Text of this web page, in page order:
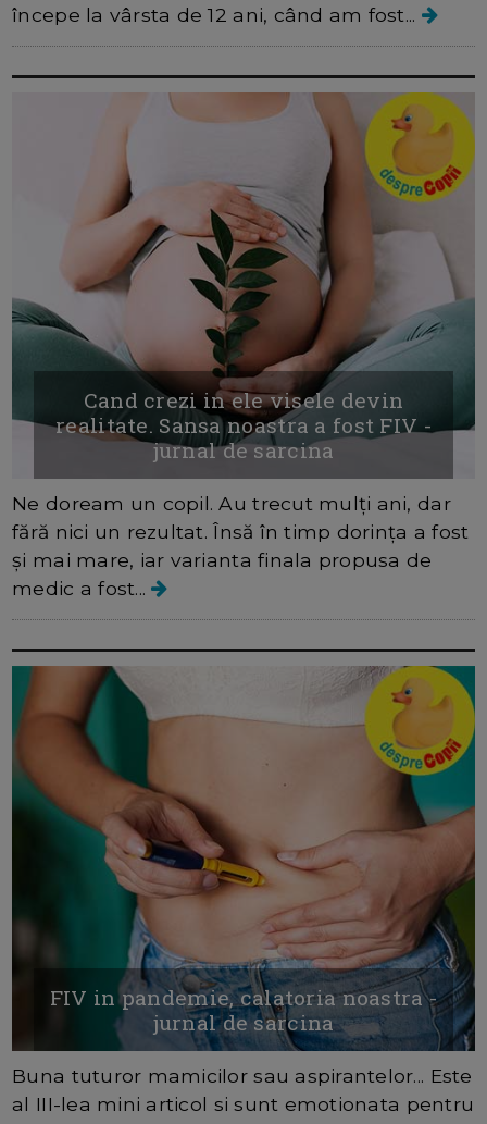
începe la vârsta de 12 ani, când am fost...
Cand crezi in ele visele devin
realitate. Sansa noastra a fost FIV -
jurnal de sarcina
Ne doream un copil. Au trecut mulți ani, dar
fără nici un rezultat. Însă în timp dorința a fost
și mai mare, iar varianta finala propusa de
medic a fost...
FIV in pandemie, calatoria noastra -
jurnal de sarcina
Buna tuturor mamicilor sau aspirantelor... Este
al III-lea mini articol si sunt emotionata pentru